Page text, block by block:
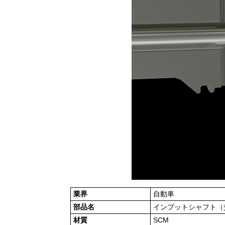
業界
自動車
部品名
インプットシャフト
材質
SCM